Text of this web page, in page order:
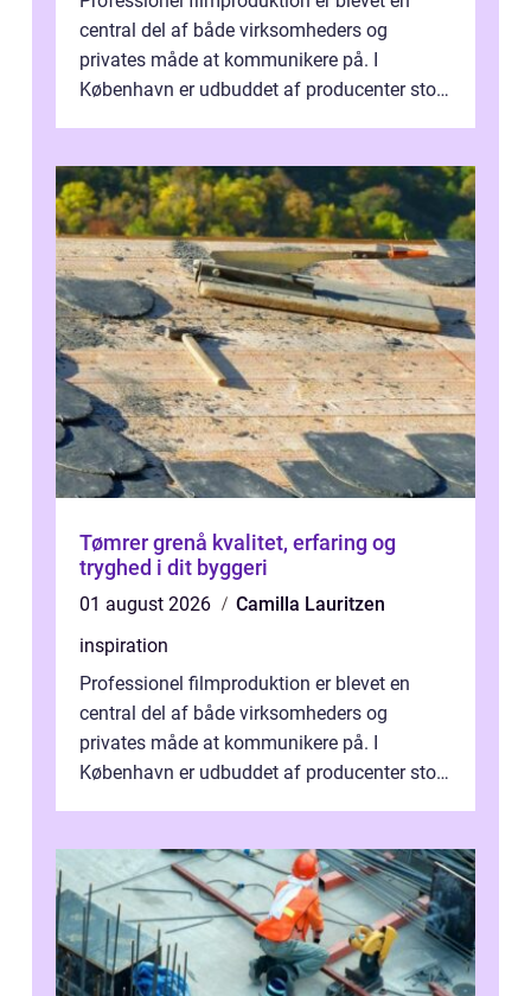
central del af både virksomheders og
privates måde at kommunikere på. I
København er udbuddet af producenter stort,
Tømrer grenå kvalitet, erfaring og
tryghed i dit byggeri
01 august 2026
Camilla Lauritzen
inspiration
Professionel filmproduktion er blevet en
central del af både virksomheders og
privates måde at kommunikere på. I
København er udbuddet af producenter stort,